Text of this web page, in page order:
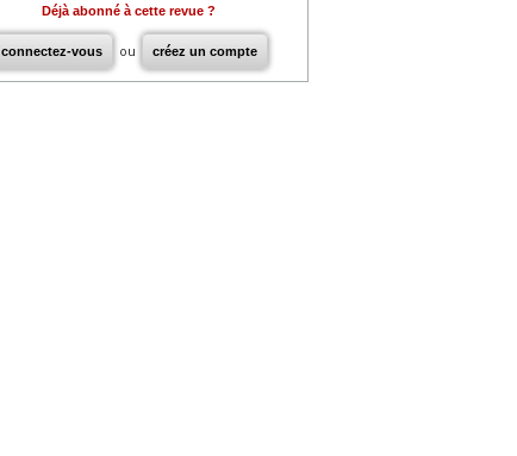
Déjà abonné à cette revue ?
connectez-vous ou créez un compte